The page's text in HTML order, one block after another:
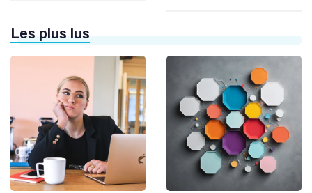
Les plus lus